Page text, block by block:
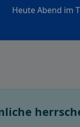
Heute Abend im